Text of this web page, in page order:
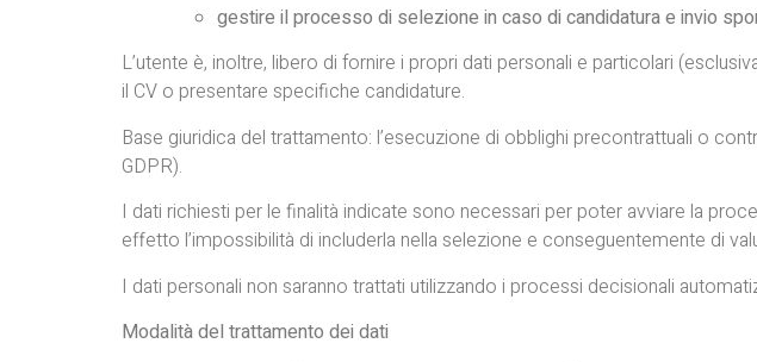
gestire il processo di selezione in caso di candidatura e invio
L’utente è, inoltre, libero di fornire i propri dati personali e particolari
il CV o presentare specifiche candidature.
Base giuridica del trattamento: l’esecuzione di obblighi precontrattuali o
GDPR).
I dati richiesti per le finalità indicate sono necessari per poter avviare la
effetto l’impossibilità di includerla nella selezione e conseguentemente di
I dati personali non saranno trattati utilizzando i processi decisionali
Modalità del trattamento dei dati